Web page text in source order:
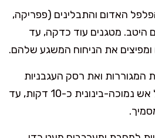
האדום והתבלינים (פפריקה,
היטב. מטגנים עוד כדקה, עד
את הניחוח המשגע שלהם.
המגוררות ואת רסק העגבניות
למחבת ומבשלים על אש נמוכה-בינונית כ-10 דקות, עד